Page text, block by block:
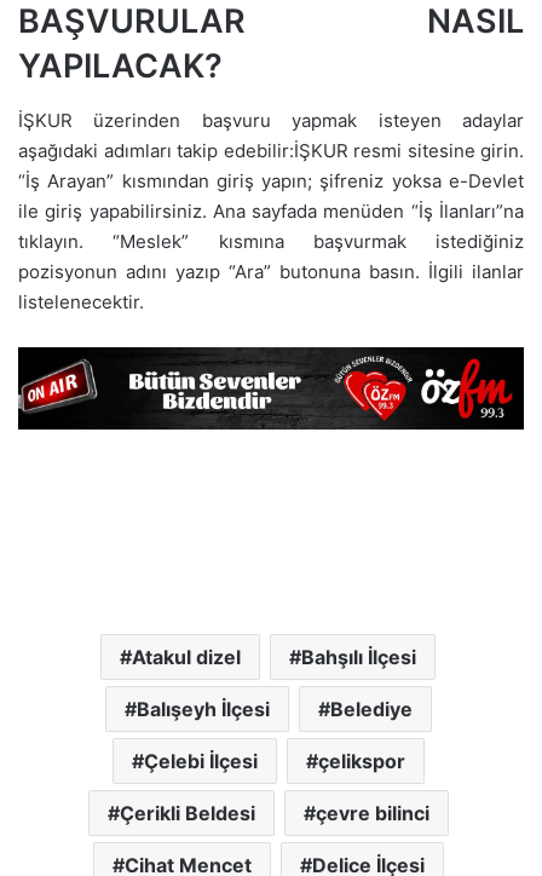
BAŞVURULAR NASIL
YAPILACAK?
İŞKUR üzerinden başvuru yapmak isteyen adaylar
aşağıdaki adımları takip edebilir:İŞKUR resmi sitesine girin.
“İş Arayan” kısmından giriş yapın; şifreniz yoksa e-Devlet
ile giriş yapabilirsiniz. Ana sayfada menüden “İş İlanları”na
tıklayın. “Meslek” kısmına başvurmak istediğiniz
pozisyonun adını yazıp “Ara” butonuna basın. İlgili ilanlar
listelenecektir.
Atakul dizel Bahşılı İlçesi
Balışeyh İlçesi Belediye
Çelebi İlçesi çelikspor
Çerikli Beldesi çevre bilinci
Cihat Mencet Delice İlçesi